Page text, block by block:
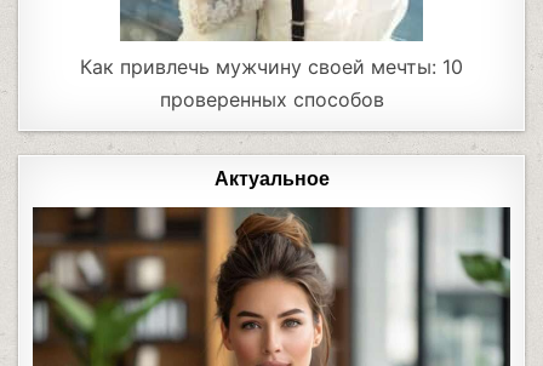
Как привлечь мужчину своей мечты: 10
проверенных способов
Актуальное